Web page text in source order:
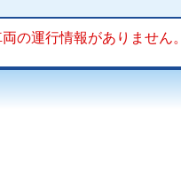
の運行情報がありません。